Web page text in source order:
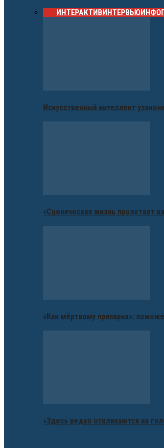
ИНТЕРАКТИВИНТЕРВЬЮ
Искусственный интеллект
«Сценическая жизнь пролетает
«Как мёртвому припарка»:
«Здесь редко откликаются на